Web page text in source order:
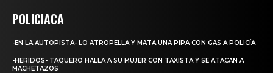
POLICIACA
-EN LA AUTOPISTA- LO ATROPELLA Y MATA UNA PIPA CON GAS A POLICÍA
-HERIDOS- TAQUERO HALLA A SU MUJER CON TAXISTA Y SE ATACAN A
MACHETAZOS